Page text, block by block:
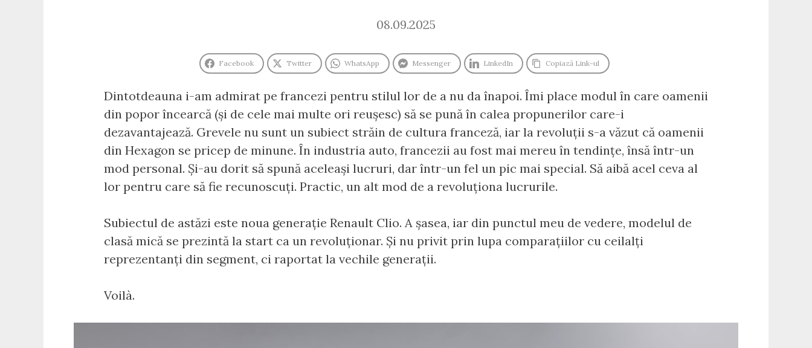
08.09.2025
Facebook Twitter WhatsApp Messenger LinkedIn Copiază Link-ul
Dintotdeauna i-am admirat pe francezi pentru stilul lor de a nu da înapoi. Îmi place modul în care oamenii
din popor încearcă (și de cele mai multe ori reușesc) să se pună în calea propunerilor care-i
dezavantajează. Grevele nu sunt un subiect străin de cultura franceză, iar la revoluții s-a văzut că oamenii
din Hexagon se pricep de minune. În industria auto, francezii au fost mai mereu în tendințe, însă într-un
mod personal. Și-au dorit să spună aceleași lucruri, dar într-un fel un pic mai special. Să aibă acel ceva al
lor pentru care să fie recunoscuți. Practic, un alt mod de a revoluționa lucrurile.
Subiectul de astăzi este noua generație Renault Clio. A șasea, iar din punctul meu de vedere, modelul de
clasă mică se prezintă la start ca un revoluționar. Și nu privit prin lupa comparațiilor cu ceilalți
reprezentanți din segment, ci raportat la vechile generații.
Voilà.